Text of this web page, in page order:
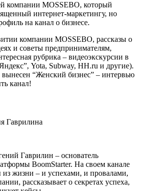
компании MOSSEBO, который
интернет-маркетингу, но
на канал о бизнесе.
компании MOSSEBO, рассказы о
и советы предпринимателям,
рубрика – видеоэкскурсии в
Yota, Subway, HH.ru и другие).
“Женский бизнес” – интервью
канал!
Гаврилин – основатель
BoomStarter. На своем канале
из жизни – и успехами, и провалами,
рассказывает о секретах успеха,